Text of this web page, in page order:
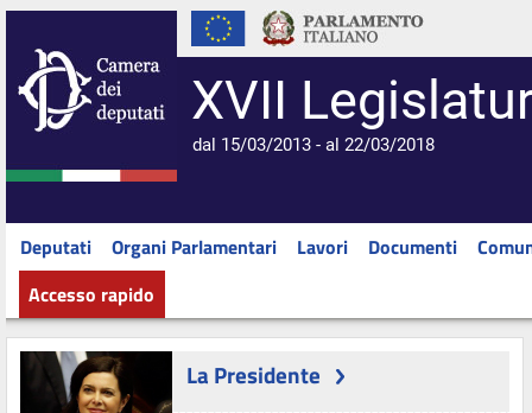
XVII
dal 15/03/2013 - al 22/03/2018
Deputati Organi Parlamentari Lavori Documenti
Accesso rapido
La Presidente